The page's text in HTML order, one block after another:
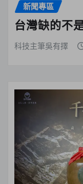
新聞專區
台灣缺的不
科技主筆吳有擇